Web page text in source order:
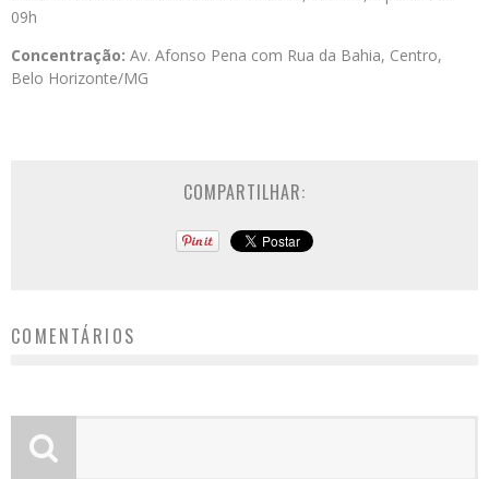
09h
Concentração: Av. Afonso Pena com Rua da Bahia, Centro,
Belo Horizonte/MG
COMPARTILHAR:
COMENTÁRIOS